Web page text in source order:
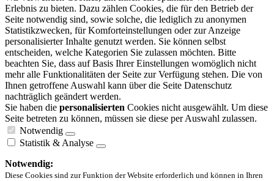
Erlebnis zu bieten. Dazu zählen Cookies, die für den Betrieb der
Seite notwendig sind, sowie solche, die lediglich zu anonymen
Statistikzwecken, für Komforteinstellungen oder zur Anzeige
personalisierter Inhalte genutzt werden. Sie können selbst
entscheiden, welche Kategorien Sie zulassen möchten. Bitte
beachten Sie, dass auf Basis Ihrer Einstellungen womöglich nicht
mehr alle Funktionalitäten der Seite zur Verfügung stehen. Die von
Ihnen getroffene Auswahl kann über die Seite Datenschutz
nachträglich geändert werden.
Sie haben die personalisierten Cookies nicht ausgewählt. Um diese
Seite betreten zu können, müssen sie diese per Auswahl zulassen.
Notwendig
Statistik & Analyse
Notwendig:
Diese Cookies sind zur Funktion der Website erforderlich und können in Ihren